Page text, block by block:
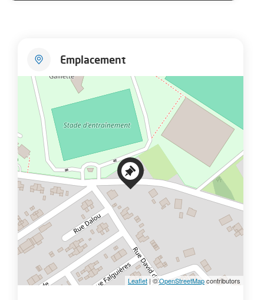
Emplacement
Leaflet | ©OpenStreetMapcontributors